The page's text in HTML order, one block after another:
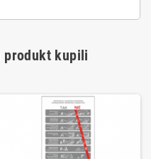
produkt kupili